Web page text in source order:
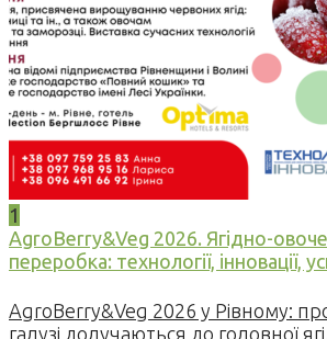
1
AgroBerry&Veg 2026. Ягідно-
переробка: технології, інновації,
AgroBerry&Veg 2026 у Рівному:
галузі долучаються до головної